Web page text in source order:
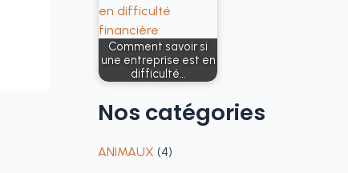
Comment savoir si
une entreprise est en
difficulté…
Nos catégories
ANIMAUX (4)